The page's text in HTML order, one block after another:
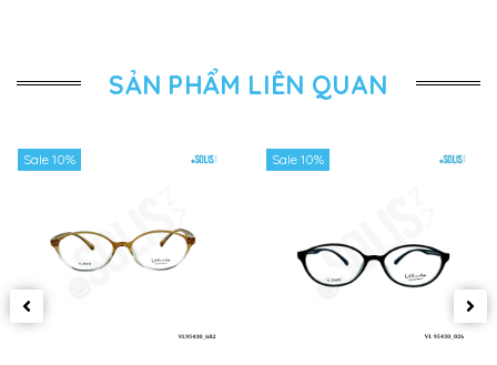
SẢN PHẨM LIÊN QUAN
Sale 10% Sale 10%